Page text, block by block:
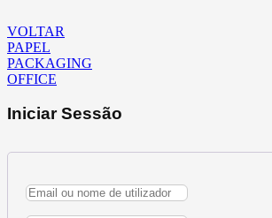
VOLTAR
PAPEL
PACKAGING
OFFICE
Iniciar Sessão